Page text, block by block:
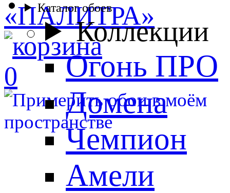
0
Каталог обоев
Коллекции
Огонь ПРО
Домена
Чемпион
Амели